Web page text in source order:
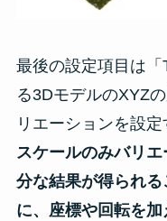
最後の設定項目は
る3DモデルのXYZ
リエーションを設定
スケールのみバリ
分な結果が得られ
に、座標や回転を